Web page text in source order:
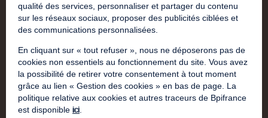
qualité des services, personnaliser et partager du contenu
sur les réseaux sociaux, proposer des publicités ciblées et
des communications personnalisées.
En cliquant sur « tout refuser », nous ne déposerons pas de
cookies non essentiels au fonctionnement du site. Vous avez
la possibilité de retirer votre consentement à tout moment
grâce au lien « Gestion des cookies » en bas de page. La
politique relative aux cookies et autres traceurs de Bpifrance
est disponible ici.